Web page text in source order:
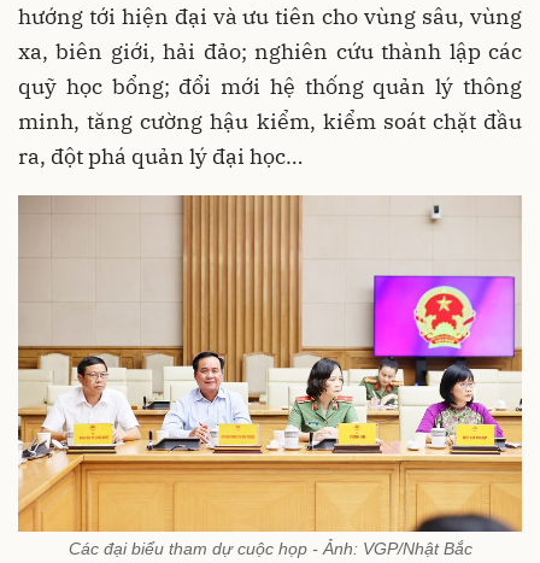
hướng tới hiện đại và ưu tiên cho vùng sâu, vùng
xa, biên giới, hải đảo; nghiên cứu thành lập các
quỹ học bổng; đổi mới hệ thống quản lý thông
minh, tăng cường hậu kiểm, kiểm soát chặt đầu
ra, đột phá quản lý đại học…
Các đại biểu tham dự cuộc họp - Ảnh: VGP/Nhật Bắc